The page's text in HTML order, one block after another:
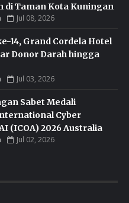
di Taman Kota Kuningan
Jul 08, 2026
14, Grand Cordela Hotel
Donor Darah hingga
Jul 03, 2026
Sabet Medali
Cyber
(ICOA) 2026 Australia
Jul 02, 2026